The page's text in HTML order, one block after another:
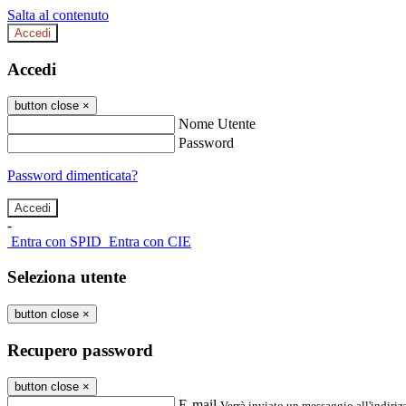
Salta al contenuto
Accedi
Accedi
button close ×
Nome Utente
Password
Password dimenticata?
-
Entra con SPID Entra con CIE
Seleziona utente
button close ×
Recupero password
button close ×